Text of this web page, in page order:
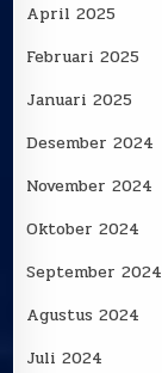
April 2025
Februari 2025
Januari 2025
Desember 2024
November 2024
Oktober 2024
September 2024
Agustus 2024
Juli 2024